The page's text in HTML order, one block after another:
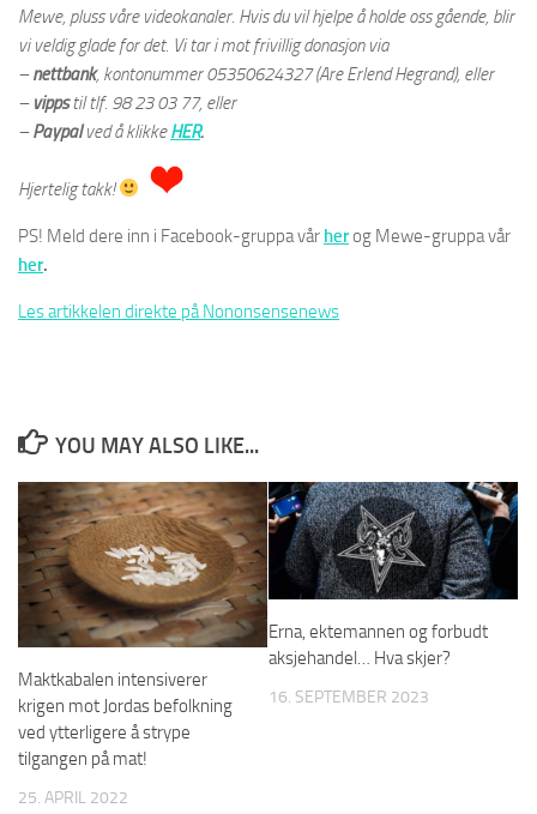
Mewe, pluss våre videokanaler. Hvis du vil hjelpe å holde oss gående, blir
vi veldig glade for det. Vi tar i mot frivillig donasjon via
–nettbank, kontonummer 05350624327 (Are Erlend Hegrand), eller
– vippstil tlf. 98 23 03 77, eller
–Paypalved å klikkeHER.
Hjertelig takk!
PS! Meld dere inn i Facebook-gruppa vår herog Mewe-gruppa vår
her.
Les artikkelen direkte på Nononsensenews
YOU MAY ALSO LIKE...
Maktkabalen intensiverer
krigen mot Jordas befolkning
ved ytterligere å strype
tilgangen på mat!
25. APRIL 2022
Erna, ektemannen og forbudt
aksjehandel… Hva skjer?
16. SEPTEMBER 2023